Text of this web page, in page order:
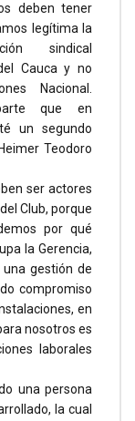
deben tener
legítima la
sindical
Cauca y no
Nacional.
que en
un segundo
Teodoro
ser actores
Club, porque
por qué
la Gerencia,
gestión de
compromiso
en
nosotros es
laborales
una persona
la cual